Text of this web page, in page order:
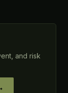
and risk